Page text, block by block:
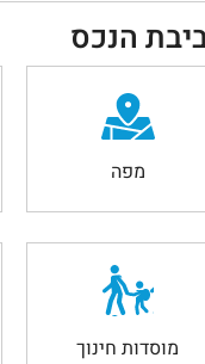
הנכס
מפה
מוסדות חינוך